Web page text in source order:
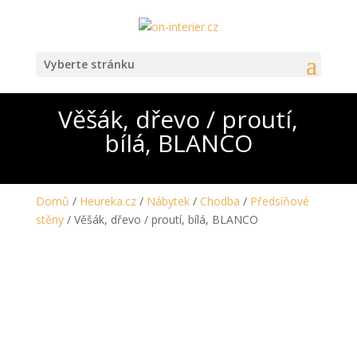
Vyberte stránku
Věšák, dřevo / proutí,
bílá, BLANCO
Domů / Heureka.cz/ Nábytek/ Chodba / Předsíňové
stěny/ Věšák, dřevo / proutí, bílá, BLANCO